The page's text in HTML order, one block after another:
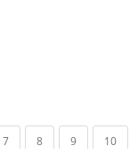
7 8 9 10